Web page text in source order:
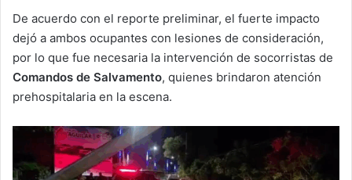
De acuerdo con el reporte preliminar, el fuerte impacto
dejó a ambos ocupantes con lesiones de consideración,
por lo que fue necesaria la intervención de socorristas de
Comandos de Salvamento, quienes brindaron atención
prehospitalaria en la escena.